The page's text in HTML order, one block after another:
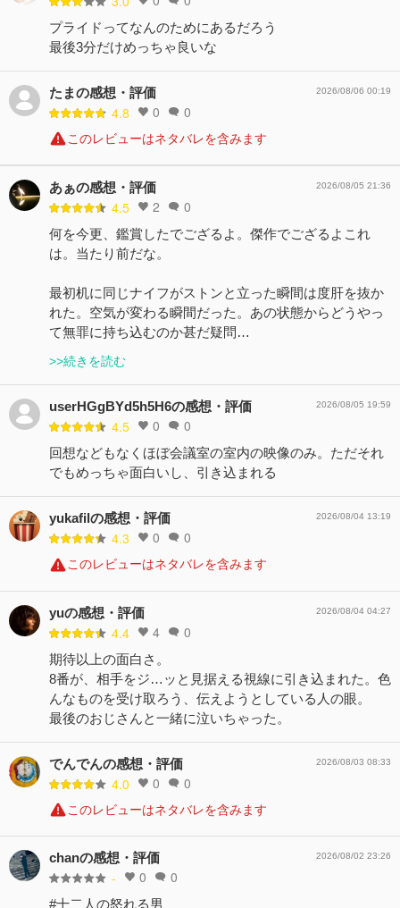
プライドってなんのためにあるだろう
最後3分だけめっちゃ良いな
たまの感想・評価
4.8 0 0
2026/08/06 00:19
このレビューはネタバレを含みます
あぁの感想・評価
4.5 2 0
2026/08/05 21:36
何を今更、鑑賞したでござるよ。傑作でござるよこれ
は。当たり前だな。
最初机に同じナイフがストンと立った瞬間は度肝を抜か
れた。空気が変わる瞬間だった。あの状態からどうやっ
て無罪に持ち込むのか甚だ疑問…
>>続きを読む
userHGgBYd5h5H6の感想・評価
4.5 0 0
2026/08/05 19:59
回想などもなくほぼ会議室の室内の映像のみ。ただそれ
でもめっちゃ面白いし、引き込まれる
yukafilの感想・評価
4.3 0 0
2026/08/04 13:19
このレビューはネタバレを含みます
yuの感想・評価
4.4 4 0
2026/08/04 04:27
期待以上の面白さ。
8番が、相手をジ…ッと見据える視線に引き込まれた。色
んなものを受け取ろう、伝えようとしている人の眼。
最後のおじさんと一緒に泣いちゃった。
でんでんの感想・評価
4.0 0 0
2026/08/03 08:33
このレビューはネタバレを含みます
chanの感想・評価
- 0 0
2026/08/02 23:26
#十二人の怒れる男